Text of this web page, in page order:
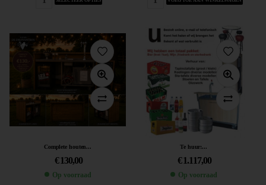
Complete houten...
€ 130,00
Op voorraad
Te huur:...
€ 1.117,00
Op voorraad